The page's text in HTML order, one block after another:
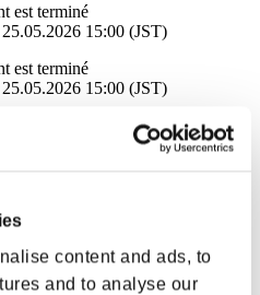
content and ads, to
and to analyse our
est terminé
15:00 (JST)
est terminé
15:00 (JST)
15:00 (JST)